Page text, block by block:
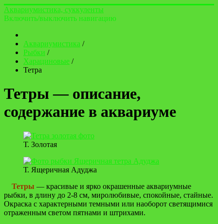
Аквариумистика, суккуленты
Включить/выключить навигацию
Аквариумистика /
Рыбки /
Харациновые /
Тетра
Тетры — описание,
содержание в аквариуме
Т. Золотая
Т. Ящеричная Адуджа
Тетры — красивые и ярко окрашенные аквариумные
рыбки, в длину до 2-8 см, миролюбивые, спокойные, стайные.
Окраска с характерными темными или наоборот светящимися
отраженным светом пятнами и штрихами.